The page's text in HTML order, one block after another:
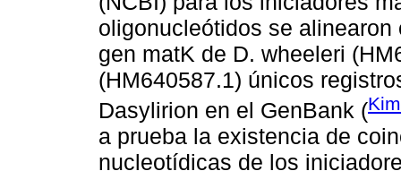
oligonucleótidos se
gen matK de D. wheeleri
(HM640587.1) únicos
Dasylirion en el GenBank (
a prueba la existencia de
nucleotídicas de los